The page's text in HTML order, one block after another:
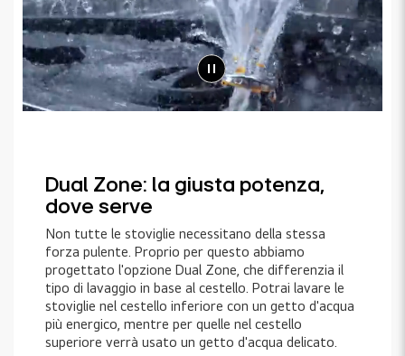
Dual Zone: la giusta potenza,
dove serve
Non tutte le stoviglie necessitano della stessa
forza pulente. Proprio per questo abbiamo
progettato l'opzione Dual Zone, che differenzia il
tipo di lavaggio in base al cestello. Potrai lavare le
stoviglie nel cestello inferiore con un getto d'acqua
più energico, mentre per quelle nel cestello
superiore verrà usato un getto d'acqua delicato.